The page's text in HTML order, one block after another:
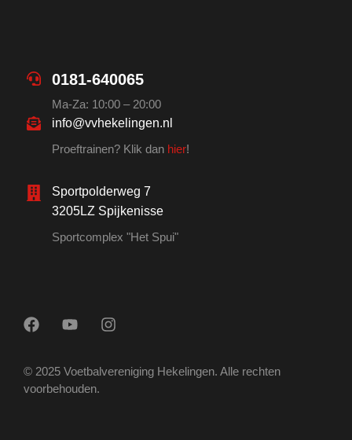
0181-640065
Ma-Za: 10:00 – 20:00
info@vvhekelingen.nl
Proeftrainen? Klik dan hier!
Sportpolderweg 7
3205LZ Spijkenisse
Sportcomplex "Het Spui"
© 2025 Voetbalvereniging Hekelingen. Alle rechten
voorbehouden.